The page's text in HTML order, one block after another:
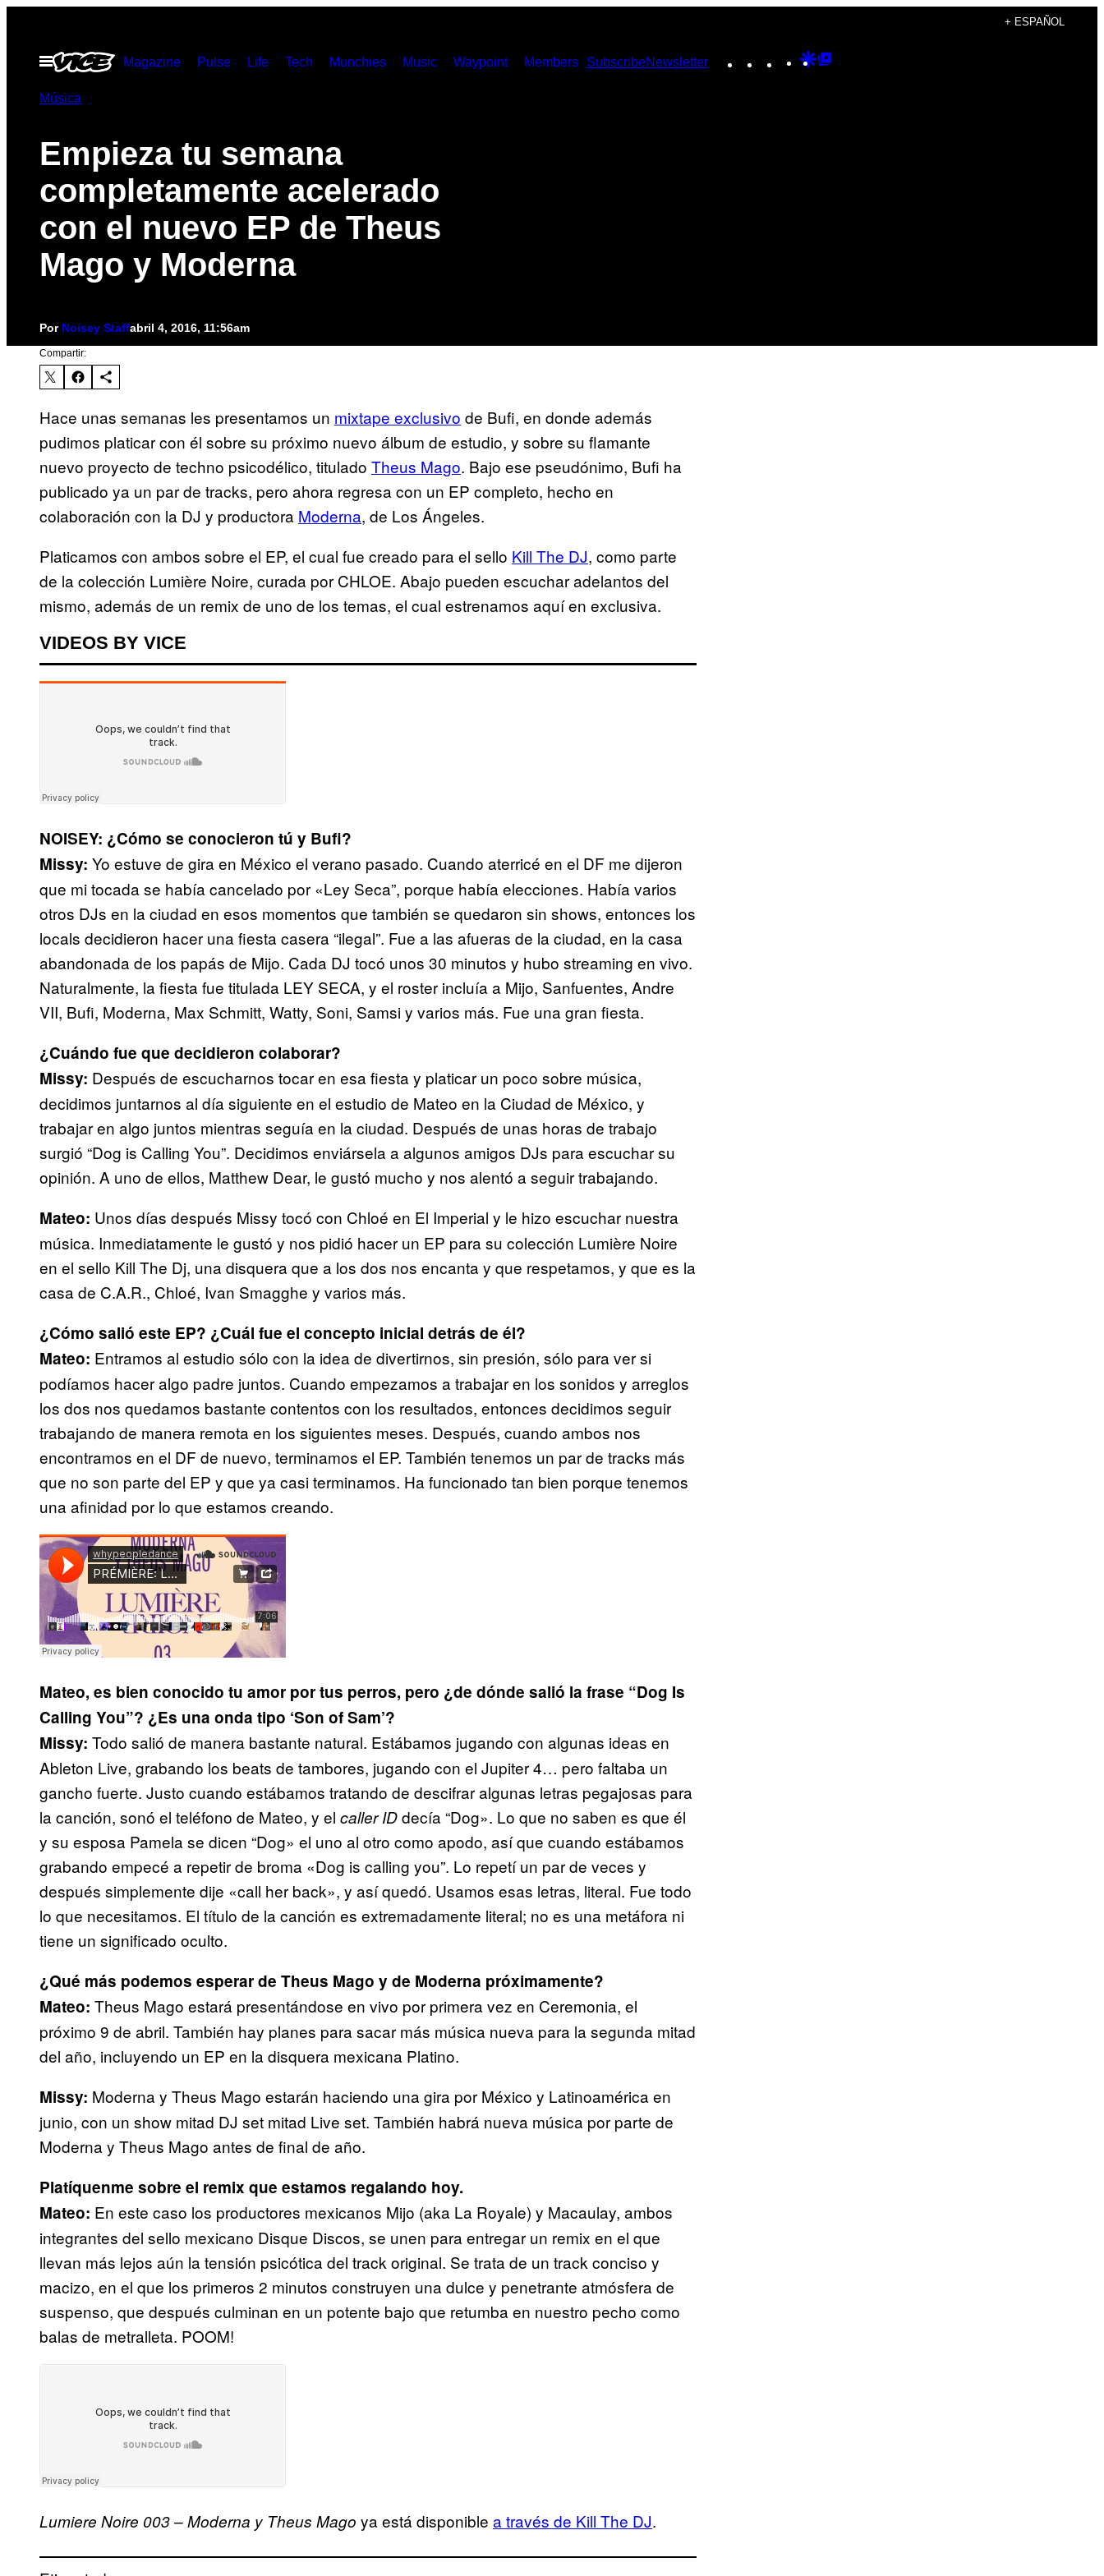
contenido
+ ESPAÑOL
Abrir
Menú
Magazine Pulse Life Tech Munchies Music Waypoint Members SubscribeNewsletter Instagram
TikTokYouTube
Google
Música
Empieza tu semana
completamente acelerado
con el nuevo EP de Theus
Mago y Moderna
Por Noisey Staffabril 4, 2016, 11:56am
Compartir:
Hace unas semanas les presentamos un mixtape exclusivo de Bufi, en donde además
pudimos platicar con él sobre su próximo nuevo álbum de estudio, y sobre su flamante
nuevo proyecto de techno psicodélico, titulado Theus Mago. Bajo ese pseudónimo, Bufi ha
publicado ya un par de tracks, pero ahora regresa con un EP completo, hecho en
colaboración con la DJ y productora Moderna, de Los Ángeles.
Platicamos con ambos sobre el EP, el cual fue creado para el sello Kill The DJ, como parte
de la colección Lumière Noire, curada por CHLOE. Abajo pueden escuchar adelantos del
mismo, además de un remix de uno de los temas, el cual estrenamos aquí en exclusiva.
VIDEOS BY VICE
NOISEY: ¿Cómo se conocieron tú y Bufi?
Missy: Yo estuve de gira en México el verano pasado. Cuando aterricé en el DF me dijeron
que mi tocada se había cancelado por «Ley Seca”, porque había elecciones. Había varios
otros DJs en la ciudad en esos momentos que también se quedaron sin shows, entonces los
locals decidieron hacer una fiesta casera “ilegal”. Fue a las afueras de la ciudad, en la casa
abandonada de los papás de Mijo. Cada DJ tocó unos 30 minutos y hubo streaming en vivo.
Naturalmente, la fiesta fue titulada LEY SECA, y el roster incluía a Mijo, Sanfuentes, Andre
VII, Bufi, Moderna, Max Schmitt, Watty, Soni, Samsi y varios más. Fue una gran fiesta.
¿Cuándo fue que decidieron colaborar?
Missy: Después de escucharnos tocar en esa fiesta y platicar un poco sobre música,
decidimos juntarnos al día siguiente en el estudio de Mateo en la Ciudad de México, y
trabajar en algo juntos mientras seguía en la ciudad. Después de unas horas de trabajo
surgió “Dog is Calling You”. Decidimos enviársela a algunos amigos DJs para escuchar su
opinión. A uno de ellos, Matthew Dear, le gustó mucho y nos alentó a seguir trabajando.
Mateo: Unos días después Missy tocó con Chloé en El Imperial y le hizo escuchar nuestra
música. Inmediatamente le gustó y nos pidió hacer un EP para su colección Lumière Noire
en el sello Kill The Dj, una disquera que a los dos nos encanta y que respetamos, y que es la
casa de C.A.R., Chloé, Ivan Smagghe y varios más.
¿Cómo salió este EP? ¿Cuál fue el concepto inicial detrás de él?
Mateo: Entramos al estudio sólo con la idea de divertirnos, sin presión, sólo para ver si
podíamos hacer algo padre juntos. Cuando empezamos a trabajar en los sonidos y arreglos
los dos nos quedamos bastante contentos con los resultados, entonces decidimos seguir
trabajando de manera remota en los siguientes meses. Después, cuando ambos nos
encontramos en el DF de nuevo, terminamos el EP. También tenemos un par de tracks más
que no son parte del EP y que ya casi terminamos. Ha funcionado tan bien porque tenemos
una afinidad por lo que estamos creando.
Mateo, es bien conocido tu amor por tus perros, pero ¿de dónde salió la frase “Dog Is
Calling You”? ¿Es una onda tipo ‘Son of Sam’?
Missy: Todo salió de manera bastante natural. Estábamos jugando con algunas ideas en
Ableton Live, grabando los beats de tambores, jugando con el Jupiter 4… pero faltaba un
gancho fuerte. Justo cuando estábamos tratando de descifrar algunas letras pegajosas para
la canción, sonó el teléfono de Mateo, y el caller IDdecía “Dog». Lo que no saben es que él
y su esposa Pamela se dicen “Dog» el uno al otro como apodo, así que cuando estábamos
grabando empecé a repetir de broma «Dog is calling you”. Lo repetí un par de veces y
después simplemente dije «call her back», y así quedó. Usamos esas letras, literal. Fue todo
lo que necesitamos. El título de la canción es extremadamente literal; no es una metáfora ni
tiene un significado oculto.
¿Qué más podemos esperar de Theus Mago y de Moderna próximamente?
Mateo: Theus Mago estará presentándose en vivo por primera vez en Ceremonia, el
próximo 9 de abril. También hay planes para sacar más música nueva para la segunda mitad
del año, incluyendo un EP en la disquera mexicana Platino.
Missy: Moderna y Theus Mago estarán haciendo una gira por México y Latinoamérica en
junio, con un show mitad DJ set mitad Live set. También habrá nueva música por parte de
Moderna y Theus Mago antes de final de año.
Platíquenme sobre el remix que estamos regalando hoy.
Mateo: En este caso los productores mexicanos Mijo (aka La Royale) y Macaulay, ambos
integrantes del sello mexicano Disque Discos, se unen para entregar un remix en el que
llevan más lejos aún la tensión psicótica del track original. Se trata de un track conciso y
macizo, en el que los primeros 2 minutos construyen una dulce y penetrante atmósfera de
suspenso, que después culminan en un potente bajo que retumba en nuestro pecho como
balas de metralleta. POOM!
Lumiere Noire 003 – Moderna y Theus Mago ya está disponible a través de Kill The DJ.